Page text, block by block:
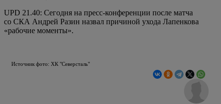
UPD 21.40: Сегодня на пресс-конференции после матча
со СКА Андрей Разин назвал причиной ухода Лапенкова
«рабочие моменты».
Источник фото: ХК "Северсталь"